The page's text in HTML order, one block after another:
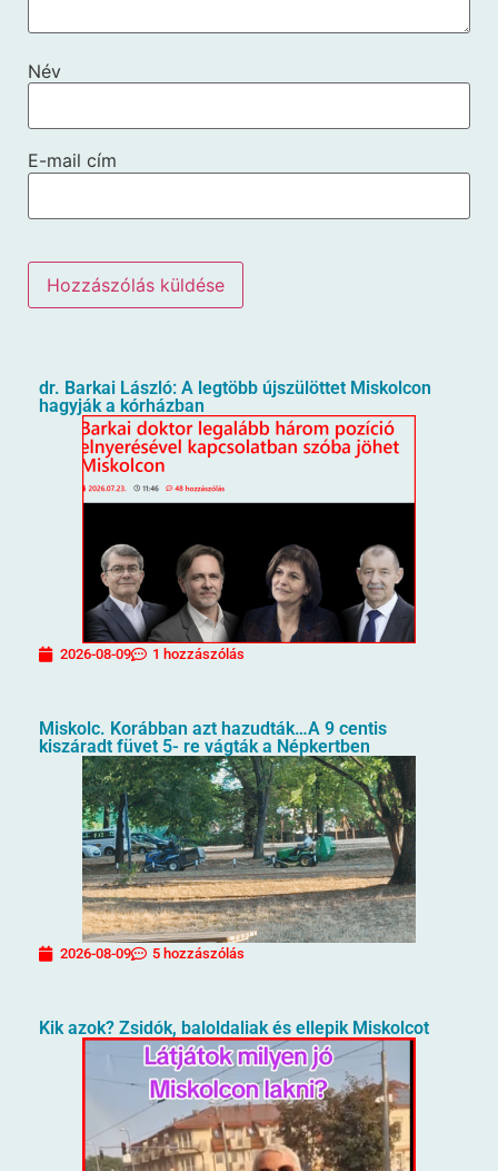
Név
E-mail cím
dr. Barkai László: A legtöbb újszülöttet Miskolcon
hagyják a kórházban
2026-08-09 1 hozzászólás
Miskolc. Korábban azt hazudták…A 9 centis
kiszáradt füvet 5- re vágták a Népkertben
2026-08-09 5 hozzászólás
Kik azok? Zsidók, baloldaliak és ellepik Miskolcot